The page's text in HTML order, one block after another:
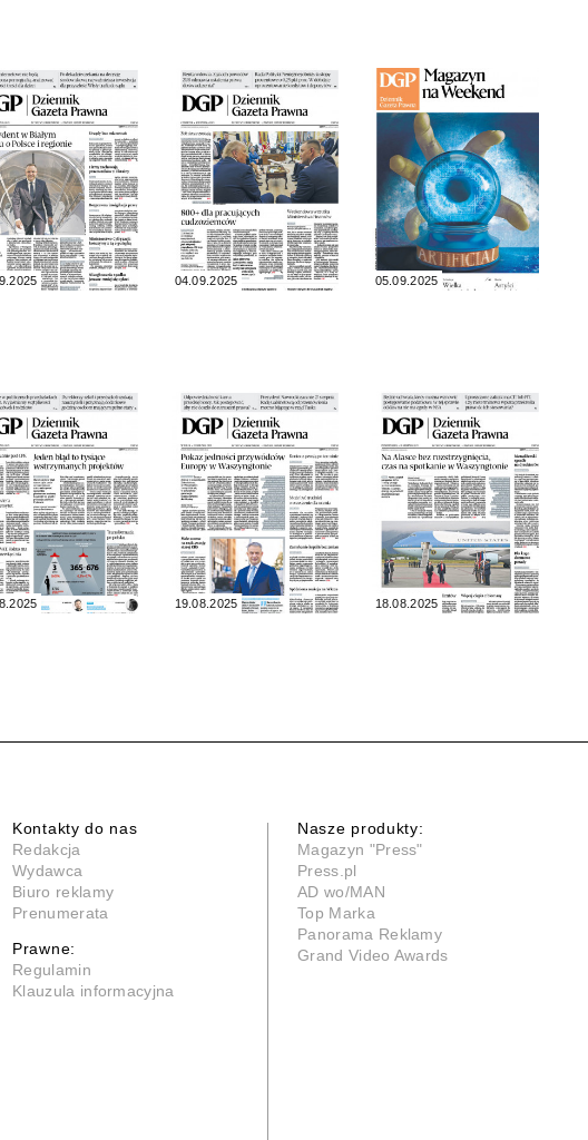
04.09.2025 05.09.2025
19.08.2025 18.08.2025
Kontakty do nas
Redakcja
Wydawca
Biuro reklamy
Prenumerata
Prawne:
Regulamin
Klauzula informacyjna
Nasze produkty:
Magazyn "Press"
Press.pl
AD wo/MAN
Top Marka
Panorama Reklamy
Grand Video Awards